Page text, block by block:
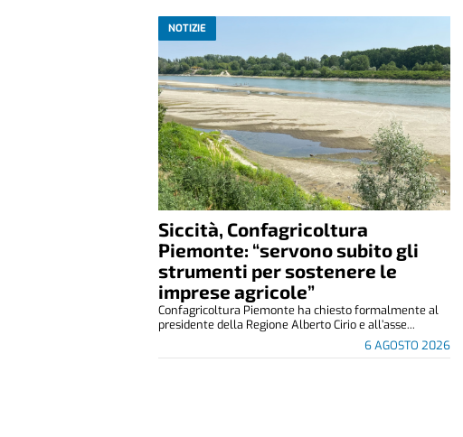
NOTIZIE
Siccità, Confagricoltura
Piemonte: “servono subito gli
strumenti per sostenere le
imprese agricole”
6 AGOSTO 2026
Confagricoltura Piemonte ha chiesto formalmente al
presidente della Regione Alberto Cirio e all’asse...